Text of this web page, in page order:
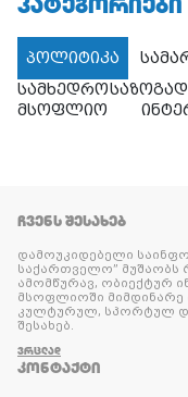
პოლიტიკა
სამხედრო
მსოფლიო
ᲩᲕᲔᲜᲡ ᲨᲔᲡᲐᲮᲔᲑ
დამოუკიდებელი
საქართველო” მუშაობს
ამომწურავ, ობიექტურ
მსოფლიოში
კულტურულ, სპორტულ და
შესახებ.
ᲕᲠᲪᲚᲐᲓ
ᲙᲝᲜᲢᲐᲥᲢᲘ